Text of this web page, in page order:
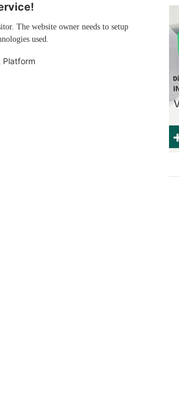
The website owner needs to setup
used.
Platform